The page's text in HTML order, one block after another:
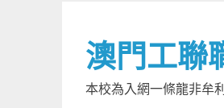
content澳門工聯
本校為入網一條龍非牟